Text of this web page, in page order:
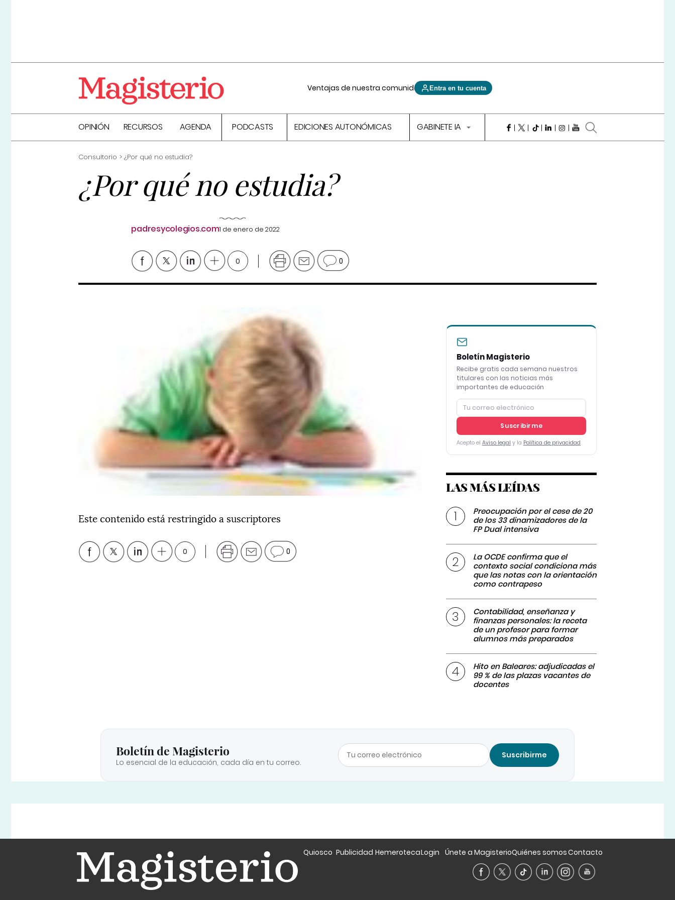
Ventajas de nuestra comunidad Entra en tu cuenta
OPINIÓN RECURSOS AGENDA PODCASTS EDICIONES AUTONÓMICAS GABINETE IA
Consultorio ¿Por qué no estudia?
¿Por qué no estudia?
padresycolegios.com1 de enero de 2022
0 0
Este contenido está restringido a suscriptores
0 0
Boletín Magisterio
Recibe gratis cada semana nuestros
titulares con las noticias más
importantes de educación
Suscribirme
Acepto el Aviso legal y la Política de privacidad
LAS MÁS LEÍDAS
Preocupación por el cese de 20
de los 33 dinamizadores de la
FP Dual intensiva
La OCDE confirma que el
contexto social condiciona más
que las notas con la orientación
como contrapeso
Contabilidad, enseñanza y
finanzas personales: la receta
de un profesor para formar
alumnos más preparados
Hito en Baleares: adjudicadas el
99 % de las plazas vacantes de
docentes
Boletín de Magisterio
Lo esencial de la educación, cada día en tu correo.
Suscribirme
Quiosco Publicidad HemerotecaLogin Únete a MagisterioQuiénes somosContacto